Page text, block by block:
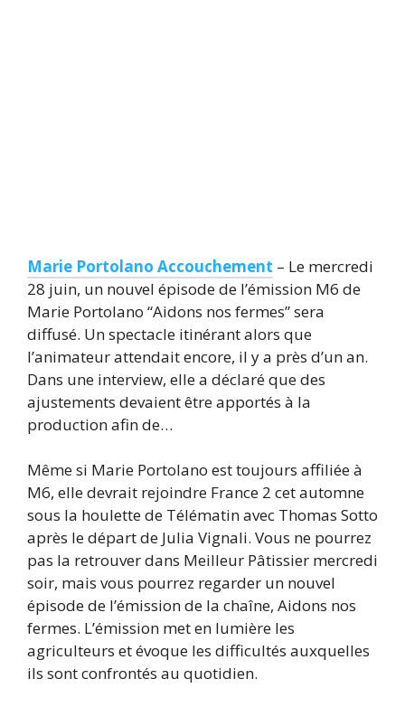
Marie Portolano Accouchement – Le mercredi
28 juin, un nouvel épisode de l’émission M6 de
Marie Portolano “Aidons nos fermes” sera
diffusé. Un spectacle itinérant alors que
l’animateur attendait encore, il y a près d’un an.
Dans une interview, elle a déclaré que des
ajustements devaient être apportés à la
production afin de…
Même si Marie Portolano est toujours affiliée à
M6, elle devrait rejoindre France 2 cet automne
sous la houlette de Télématin avec Thomas Sotto
après le départ de Julia Vignali. Vous ne pourrez
pas la retrouver dans Meilleur Pâtissier mercredi
soir, mais vous pourrez regarder un nouvel
épisode de l’émission de la chaîne, Aidons nos
fermes. L’émission met en lumière les
agriculteurs et évoque les difficultés auxquelles
ils sont confrontés au quotidien.